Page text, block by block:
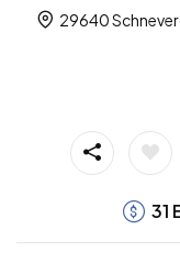
29640
31